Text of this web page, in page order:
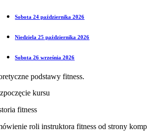
Sobota 24 października 2026
Niedziela 25 października 2026
Sobota 26 września 2026
podstawy fitness.
kursu
fitness
roli instruktora fitness od strony